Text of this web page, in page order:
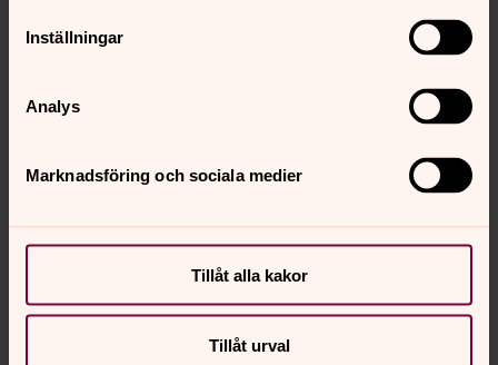
Inställningar
Analys
Marknadsföring och sociala medier
Tillåt alla kakor
Tillåt urval
mänsklighetens gemensamma arbete för att bromsa